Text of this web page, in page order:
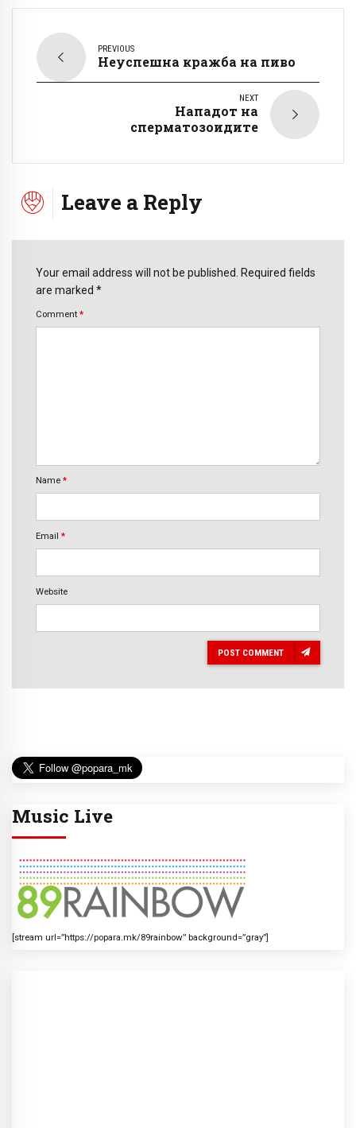
PREVIOUS
Неуспешна кражба на пиво
NEXT
Нападот на
сперматозоидите
Leave a Reply
Your email address will not be published. Required fields
are marked *
Comment *
Name *
Email *
Website
POST COMMENT
Music Live
[stream url=”https://popara.mk/89rainbow” background=”gray”]